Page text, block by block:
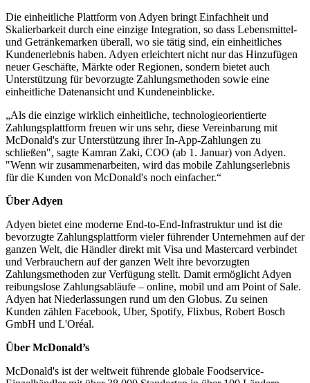
Die einheitliche Plattform von Adyen bringt Einfachheit und
Skalierbarkeit durch eine einzige Integration, so dass Lebensmittel-
und Getränkemarken überall, wo sie tätig sind, ein einheitliches
Kundenerlebnis haben. Adyen erleichtert nicht nur das Hinzufügen
neuer Geschäfte, Märkte oder Regionen, sondern bietet auch
Unterstützung für bevorzugte Zahlungsmethoden sowie eine
einheitliche Datenansicht und Kundeneinblicke.
„Als die einzige wirklich einheitliche, technologieorientierte
Zahlungsplattform freuen wir uns sehr, diese Vereinbarung mit
McDonald's zur Unterstützung ihrer In-App-Zahlungen zu
schließen", sagte Kamran Zaki, COO (ab 1. Januar) von Adyen.
"Wenn wir zusammenarbeiten, wird das mobile Zahlungserlebnis
für die Kunden von McDonald's noch einfacher.“
Über Adyen
Adyen bietet eine moderne End-to-End-Infrastruktur und ist die
bevorzugte Zahlungsplattform vieler führender Unternehmen auf der
ganzen Welt, die Händler direkt mit Visa und Mastercard verbindet
und Verbrauchern auf der ganzen Welt ihre bevorzugten
Zahlungsmethoden zur Verfügung stellt. Damit ermöglicht Adyen
reibungslose Zahlungsabläufe – online, mobil und am Point of Sale.
Adyen hat Niederlassungen rund um den Globus. Zu seinen
Kunden zählen Facebook, Uber, Spotify, Flixbus, Robert Bosch
GmbH und L'Oréal.
Über McDonald’s
McDonald's ist der weltweit führende globale Foodservice-